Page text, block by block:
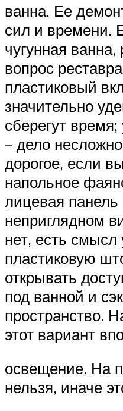
ванна. Ее
сил и времени.
чугунная
вопрос
пластиковый
значительно
сберегут
– дело
дорогое, если
напольное
лицевая
неприглядном
нет, есть смысл
пластиковую
открывать
под ванной и
пространство.
этот вариант
освещение. На
нельзя, иначе